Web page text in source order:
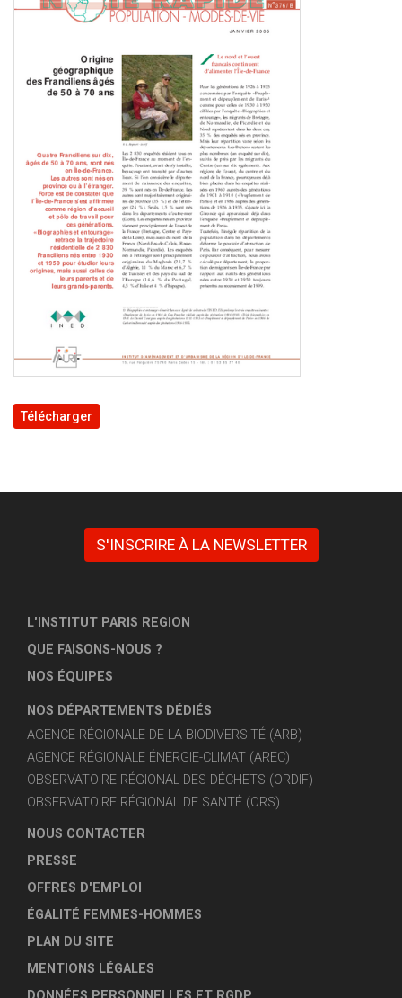
Télécharger
S'INSCRIRE À LA NEWSLETTER
L'INSTITUT PARIS REGION
QUE FAISONS-NOUS ?
NOS ÉQUIPES
NOS DÉPARTEMENTS DÉDIÉS
AGENCE RÉGIONALE DE LA BIODIVERSITÉ (ARB)
AGENCE RÉGIONALE ÉNERGIE-CLIMAT (AREC)
OBSERVATOIRE RÉGIONAL DES DÉCHETS (ORDIF)
OBSERVATOIRE RÉGIONAL DE SANTÉ (ORS)
NOUS CONTACTER
PRESSE
OFFRES D'EMPLOI
ÉGALITÉ FEMMES-HOMMES
PLAN DU SITE
MENTIONS LÉGALES